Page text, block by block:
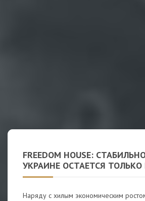
FREEDOM HOUSE:
УКРАИНЕ ОСТАЕТСЯ
Наряду с хилым экономическим